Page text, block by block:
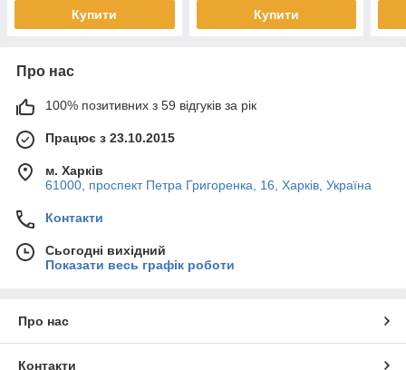
Купити Купити
Про нас
100% позитивних з 59 відгуків за рік
Працює з 23.10.2015
м. Харків
61000, проспект Петра Григоренка, 16, Харків, Україна
Контакти
Сьогодні вихідний
Показати весь графік роботи
Про нас
Контакти